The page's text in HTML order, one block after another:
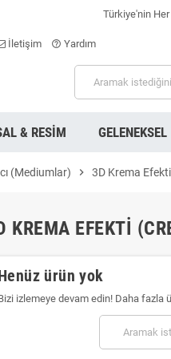
Türkiye'nin
İletişim help_outline Yardım
& RESIM GELENEKSEL
(Mediumlar) chevron_right 3D Krema
KREMA EFEKTI
ürün yok
izlemeye devam edin! Daha